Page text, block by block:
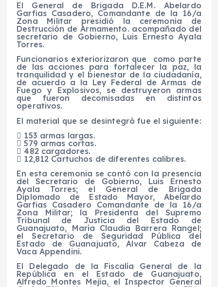
El General de Brigada D.E.M. Abelardo
Garfias Casadero, Comandante de la 16/a
Zona Militar presidió la ceremonia de
Destrucción de Armamento. acompañado del
secretario de Gobierno, Luis Ernesto Ayala
Torres.
Funcionarios exteriorizaron que como parte
de las acciones para fortalecer la paz, la
tranquilidad y el bienestar de la ciudadanía,
de acuerdo a la Ley Federal de Armas de
Fuego y Explosivos, se destruyeron armas
que fueron decomisadas en distintos
operativos.
El material que se desintegró fue el siguiente:
 153 armas largas.
 579 armas cortas.
 482 cargadores.
 12,812 Cartuchos de diferentes calibres.
En esta ceremonia se contó con la presencia
del Secretario de Gobierno, Luis Ernesto
Ayala Torres; el General de Brigada
Diplomado de Estado Mayor, Abelardo
Garfias Casadero Comandante de la 16/a
Zona Militar; la Presidenta del Supremo
Tribunal de Justicia del Estado de
Guanajuato, María Claudia Barrera Rangel;
el Secretario de Seguridad Pública del
Estado de Guanajuato, Alvar Cabeza de
Vaca Appendini.
El Delegado de la Fiscalía General de la
República en el Estado de Guanajuato,
Alfredo Montes Mejía, el Inspector General